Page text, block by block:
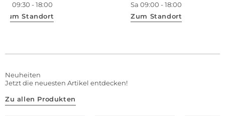
Sa 09:30 - 18:00
Zum Standort
Sa 09:00 - 18:00
Zum Standort
Neuheiten
Jetzt die neuesten Artikel entdecken!
Zu allen Produkten